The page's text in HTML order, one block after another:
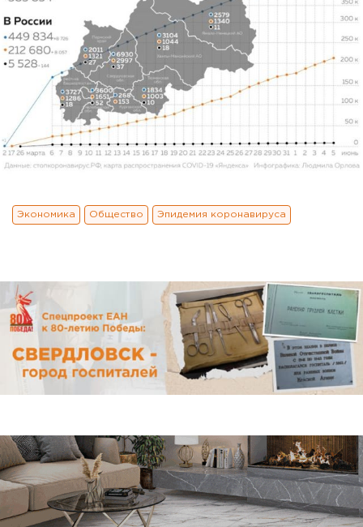
Экономика Общество Эпидемия коронавируса